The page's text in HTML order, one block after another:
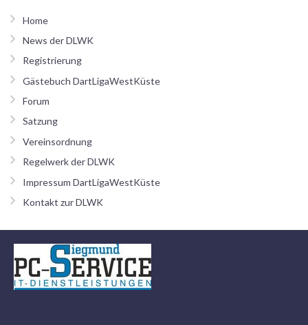
Home
News der DLWK
Registrierung
Gästebuch DartLigaWestKüste
Forum
Satzung
Vereinsordnung
Regelwerk der DLWK
Impressum DartLigaWestKüste
Kontakt zur DLWK